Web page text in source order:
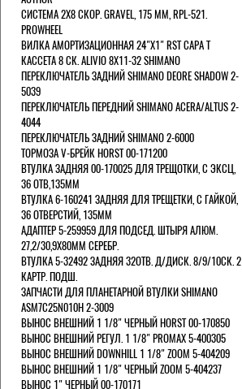
СИСТЕМА 2Х8 СКОР. GRAVEL, 175 ММ, RPL-521.
PROWHEEL
ВИЛКА АМОРТИЗАЦИОННАЯ 24"Х1" RST CAPA Т
КАССЕТА 8 СК. ALIVIO 8Х11-32 SHIMANO
ПЕРЕКЛЮЧАТЕЛЬ ЗАДНИЙ SHIMANO DEORE SHADOW 2-
5039
ПЕРЕКЛЮЧАТЕЛЬ ПЕРЕДНИЙ SHIMANO ACERA/ALTUS 2-
4044
ПЕРЕКЛЮЧАТЕЛЬ ЗАДНИЙ SHIMANO 2-6000
ТОРМОЗА V-БРЕЙК HORST 00-171200
ВТУЛКА ЗАДНЯЯ 00-170025 ДЛЯ ТРЕЩОТКИ, С ЭКСЦ,
36 ОТВ,135ММ
ВТУЛКА 6-160241 ЗАДНЯЯ ДЛЯ ТРЕЩЕТКИ, С ГАЙКОЙ,
36 ОТВЕРСТИЙ, 135ММ
АДАПТЕР 5-259959 ДЛЯ ПОДСЕД. ШТЫРЯ АЛЮМ.
27,2/30,9Х80ММ СЕРЕБР.
ВТУЛКА 5-32492 ЗАДНЯЯ 32ОТВ. Д/ДИСК. 8/9/10СК. 2
КАРТР. ПОДШ.
ЗАПЧАСТИ ДЛЯ ПЛАНЕТАРНОЙ ВТУЛКИ SHIMANO
ASM7C25N010H 2-3009
ВЫНОС ВНЕШНИЙ 1 1/8" ЧЕРНЫЙ HORST 00-170850
ВЫНОС ВНЕШНИЙ РЕГУЛ. 1 1/8" PROMAX 5-400305
ВЫНОС ВНЕШНИЙ DOWNHILL 1 1/8" ZOOM 5-404209
ВЫНОС ВНЕШНИЙ 1 1/8" ЧЕРНЫЙ ZOOM 5-404237
ВЫНОС 1" ЧЕРНЫЙ 00-170171